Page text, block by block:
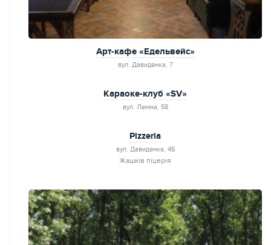
Арт-кафе «Едельвейс»
вул. Давиденкa, 7
Караоке-клуб «SV»
вул. Леніна, 58
Pizzeria
вул. Давиденка, 4Б
Жашків піцерія